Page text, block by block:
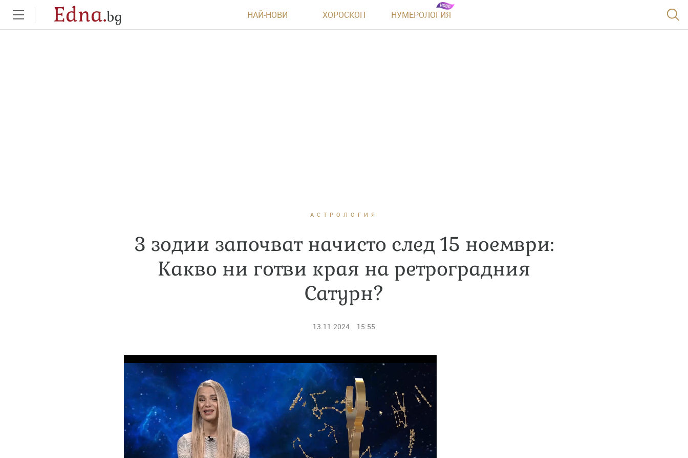
Edna.bg НАЙ-НОВИ ХОРОСКОП НУМЕРОЛОГИЯ
АСТРОЛОГИЯ
3 зодии започват начисто след 15 ноември:
Какво ни готви края на ретроградния
Сатурн?
13.11.2024 15:55